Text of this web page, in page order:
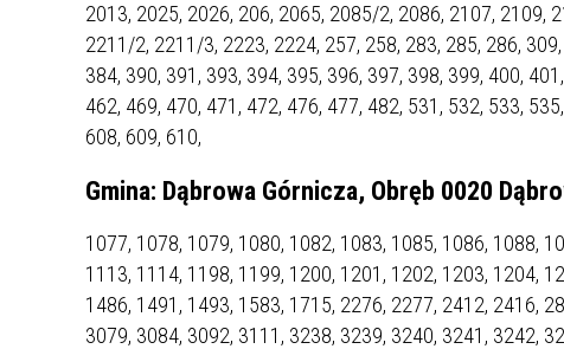
INFORMACJE KRUS URZĄD
SZANSA – FORMY AKTYWNEGO
WSPARCIA OBSZARU
ZREWITALIZOWANEGO
BĘDZINA
BĘDZIŃSKA AKADEMIA MAŁEGO
SPORTOWCA
AKCJA
POMOC ZDROWOTNA DLA
NAUCZYCIELI
SZANS
2013, 2025, 2026, 206, 2065, 2085/2, 2086, 2107,
2211/2, 2211/3, 2223, 2224, 257, 258, 283, 285, 286,
384, 390, 391, 393, 394, 395, 396, 397, 398, 399, 400,
462, 469, 470, 471, 472, 476, 477, 482, 531, 532, 533,
608, 609, 610,
Gmina: Dąbrowa Górnicza, Obręb 0020
1077, 1078, 1079, 1080, 1082, 1083, 1085, 1086, 1088,
1113, 1114, 1198, 1199, 1200, 1201, 1202, 1203, 1204,
1486, 1491, 1493, 1583, 1715, 2276, 2277, 2412, 2416,
3079, 3084, 3092, 3111, 3238, 3239, 3240, 3241, 3242,